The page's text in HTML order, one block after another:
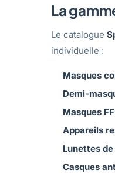
La
Le catalogue
individuelle :
Masques
Demi-
Masques
Appareils
Lunettes
Casques